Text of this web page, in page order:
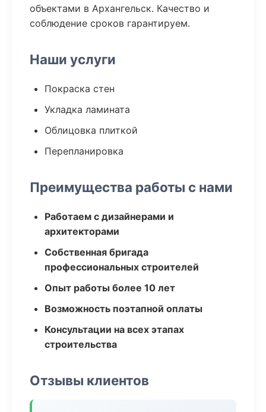
объектами в Архангельск. Качество и
соблюдение сроков гарантируем.
Наши услуги
Покраска стен
Укладка ламината
Облицовка плиткой
Перепланировка
Преимущества работы с нами
Работаем с дизайнерами и
архитекторами
Собственная бригада
профессиональных строителей
Опыт работы более 10 лет
Возможность поэтапной оплаты
Консультации на всех этапах
строительства
Отзывы клиентов